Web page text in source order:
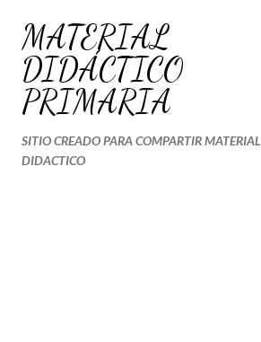
Ir al contenido principal
MATERIAL
DIDÁCTICO
PRIMARIA
SITIO CREADO PARA COMPARTIR MATERIAL
DIDACTICO